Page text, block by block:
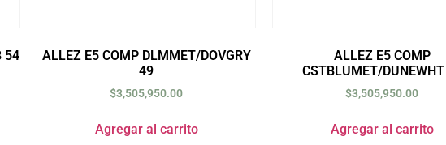
54
ALLEZ E5 COMP DLMMET/DOVGRY
49
$3,505,950.00
Agregar al carrito
ALLEZ E5 COMP
CSTBLUMET/
$3,505,950.00
Agregar al carrito